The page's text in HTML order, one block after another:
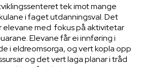
tek imot mange
i faget utdanningsval. Det
elevane med fokus på aktivitetar
Elevane får ei innføring i
i eldreomsorga, og vert kopla opp
og det vert laga planar i tråd